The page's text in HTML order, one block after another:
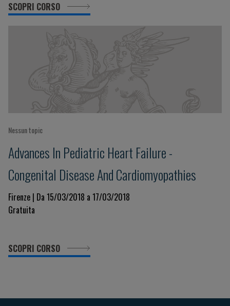
SCOPRI CORSO
Nessun topic
Advances In Pediatric Heart Failure -
Congenital Disease And Cardiomyopathies
Firenze | Da 15/03/2018 a 17/03/2018
Gratuita
SCOPRI CORSO